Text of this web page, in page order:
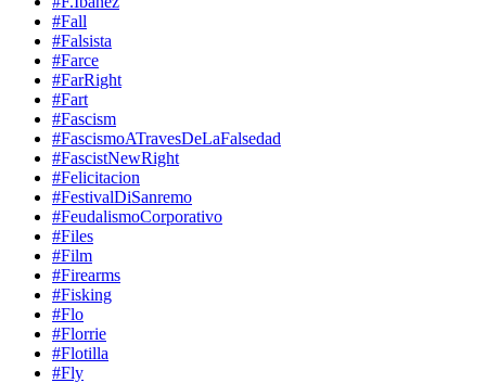
#Fall
#Falsista
#Farce
#FarRight
#Fart
#Fascism
#FascismoATravesDeLaFalsedad
#FascistNewRight
#Felicitacion
#FestivalDiSanremo
#FeudalismoCorporativo
#Files
#Film
#Firearms
#Fisking
#Flo
#Florrie
#Flotilla
#Fly